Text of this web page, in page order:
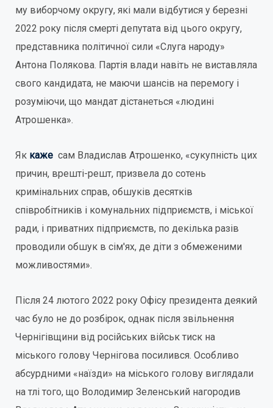
му виборчому округу, які мали відбутися у березні
2022 року після смерті депутата від цього округу,
представника політичної сили «Слуга народу»
Антона Полякова. Партія влади навіть не виставляла
свого кандидата, не маючи шансів на перемогу і
розуміючи, що мандат дістанеться «людині
Атрошенка».
Як каже сам Владислав Атрошенко, «сукупність цих
причин, врешті-решт, призвела до сотень
кримінальних справ, обшуків десятків
співробітників і комунальних підприємств, і міської
ради, і приватних підприємств, по декілька разів
проводили обшук в сім'ях, де діти з обмеженими
можливостями».
Після 24 лютого 2022 року Офісу президента деякий
час було не до розбірок, однак після звільнення
Чернігівщини від російських військ тиск на
міського голову Чернігова посилився. Особливо
абсурдними «наїзди» на міського голову виглядали
на тлі того, що Володимир Зеленський нагородив